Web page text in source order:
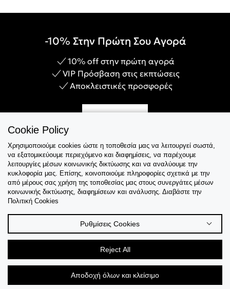
-10% Στην Πρώτη Σου Αγορά
10% off στην πρώτη αγορά
VIP Πρόσβαση στις εκπτώσεις
Αποκλειστικές προσφορές
Εξυπηρέτηση
Collections
Cookie Policy
Χρησιμοποιούμε cookies ώστε η τοποθεσία μας να λειτουργεί σωστά,
να εξατομικεύουμε περιεχόμενο και διαφημίσεις, να παρέχουμε
λειτουργίες μέσων κοινωνικής δικτύωσης και να αναλύουμε την
κυκλοφορία μας. Επίσης, κοινοποιούμε πληροφορίες σχετικά με την
από μέρους σας χρήση της τοποθεσίας μας στους συνεργάτες μέσων
κοινωνικής δικτύωσης, διαφημίσεων και ανάλυσης. Διαβάστε την
Πολιτική Cookies
Ρυθμίσεις Cookies
Reject All
Αποδοχή όλων και κλείσιμο